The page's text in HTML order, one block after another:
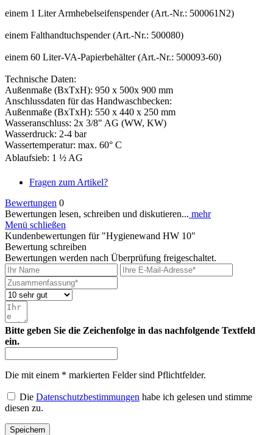
einem 1 Liter Armhebelseifenspender (Art.-Nr.: 500061N2)
einem Falthandtuchspender (Art.-Nr.: 500080)
einem 60 Liter-VA-Papierbehälter (Art.-Nr.: 500093-60)
Technische Daten:
Außenmaße (BxTxH): 950 x 500x 900 mm
Anschlussdaten für das Handwaschbecken:
Außenmaße (BxTxH): 550 x 440 x 250 mm
Wasseranschluss: 2x 3/8" AG (WW, KW)
Wasserdruck: 2-4 bar
Wassertemperatur: max. 60° C
Ablaufsieb: 1 ½ AG
Fragen zum Artikel?
Bewertungen 0
Bewertungen lesen, schreiben und diskutieren... mehr
Menü schließen
Kundenbewertungen für "Hygienewand HW 10"
Bewertung schreiben
Bewertungen werden nach Überprüfung freigeschaltet.
Bitte geben Sie die Zeichenfolge in das nachfolgende Textfeld
ein.
Die mit einem * markierten Felder sind Pflichtfelder.
Die Datenschutzbestimmungen habe ich gelesen und stimme
diesen zu.
Speichern